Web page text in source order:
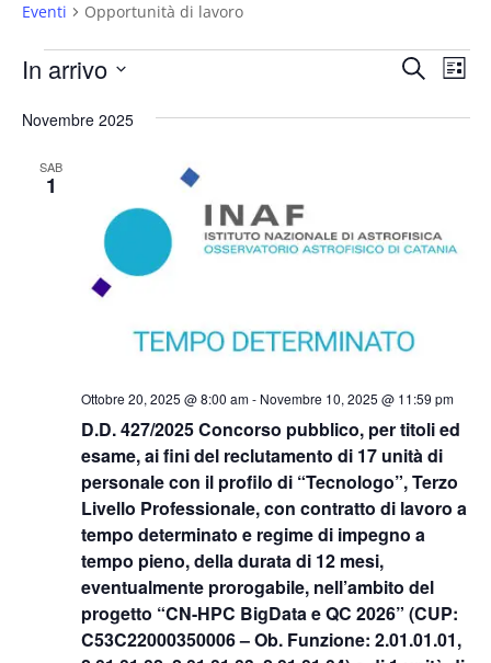
Eventi Opportunità di lavoro
Eventi Eventi
e
CercaLista
In arrivo
la
Novembre 2025
SAB
1
D.D. 427/2025 Concorso pubblico, per titoli ed
esame, ai fini del reclutamento di 17 unità di
personale con il profilo di “Tecnologo”, Terzo
Livello Professionale, con contratto di lavoro a
tempo determinato e regime di impegno a
tempo pieno, della durata di 12 mesi,
eventualmente prorogabile, nell’ambito del
progetto “CN-HPC BigData e QC 2026” (CUP:
C53C22000350006 – Ob. Funzione: 2.01.01.01,
Ottobre 20, 2025 @ 8:00 am- Novembre 10, 2025 @ 11:59 pm